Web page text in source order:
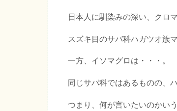
日本人に馴染みの深い、クロ
スズキ目のサバ科ハガツオ族
一方、イソマグロは・・・。
同じサバ科ではあるものの、
つまり、何が言いたいのかい